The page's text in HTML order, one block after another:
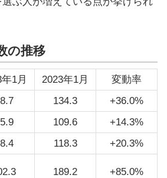
の推移
1月 2023年1月
変動率
134.3
+36.0%
109.6
+14.3%
118.3
+20.3%
189.2 +85.0%